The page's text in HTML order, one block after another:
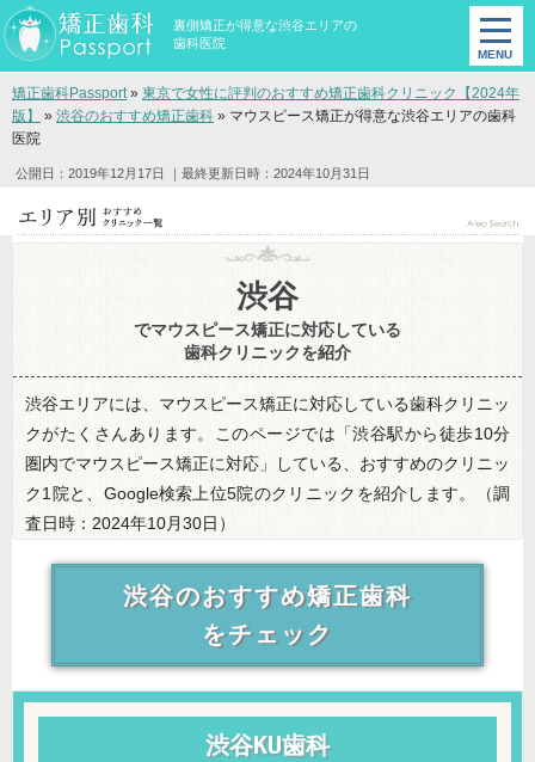
裏側矯正が得意な渋谷エリアの
歯科医院
矯正歯科Passport» 東京で女性に評判のおすすめ矯正歯科クリニック【2024年
版】
» 渋谷のおすすめ矯正歯科 » マウスピース矯正が得意な渋谷エリアの歯科
医院
公開日：2019年12月17日 ｜最終更新日時：2024年10月31日
渋谷
でマウスピース矯正に対応している
歯科クリニックを紹介
渋谷エリアには、マウスピース矯正に対応している歯科クリニッ
クがたくさんあります。このページでは「渋谷駅から徒歩10分
圏内でマウスピース矯正に対応」している、おすすめのクリニッ
ク1院と、Google検索上位5院のクリニックを紹介します。（調
査日時：2024年10月30日）
渋谷のおすすめ矯正歯科
をチェック
渋谷KU歯科